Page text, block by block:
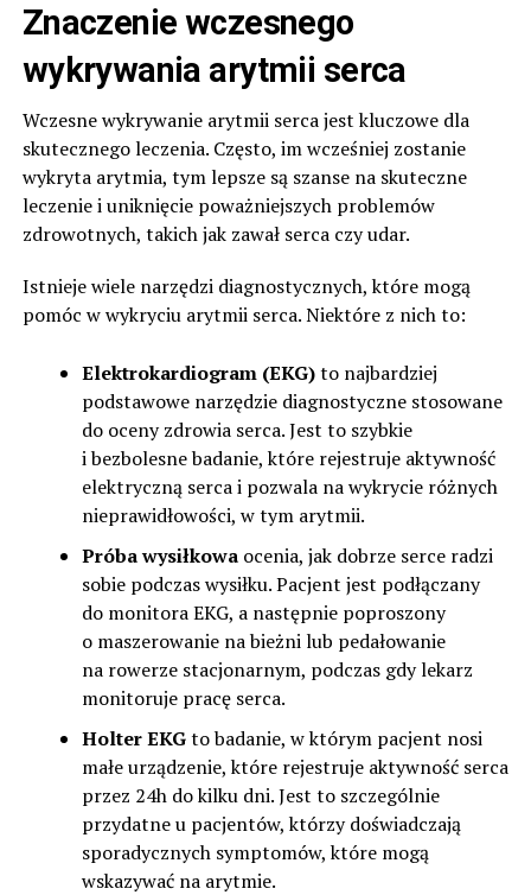
Znaczenie wczesnego
wykrywania arytmii serca
Wczesne wykrywanie arytmii serca jest kluczowe dla
skutecznego leczenia. Często, im wcześniej zostanie
wykryta arytmia, tym lepsze są szanse na skuteczne
leczenie i uniknięcie poważniejszych problemów
zdrowotnych, takich jak zawał serca czy udar.
Istnieje wiele narzędzi diagnostycznych, które mogą
pomóc w wykryciu arytmii serca. Niektóre z nich to:
Elektrokardiogram (EKG)to najbardziej
podstawowe narzędzie diagnostyczne stosowane
do oceny zdrowia serca. Jest to szybkie
i bezbolesne badanie, które rejestruje aktywność
elektryczną serca i pozwala na wykrycie różnych
nieprawidłowości, w tym arytmii.
Próba wysiłkowaocenia, jak dobrze serce radzi
sobie podczas wysiłku. Pacjent jest podłączany
do monitora EKG, a następnie poproszony
o maszerowanie na bieżni lub pedałowanie
na rowerze stacjonarnym, podczas gdy lekarz
monitoruje pracę serca.
Holter EKGto badanie, w którym pacjent nosi
małe urządzenie, które rejestruje aktywność serca
przez 24h do kilku dni. Jest to szczególnie
przydatne u pacjentów, którzy doświadczają
sporadycznych symptomów, które mogą
wskazywać na arytmie.